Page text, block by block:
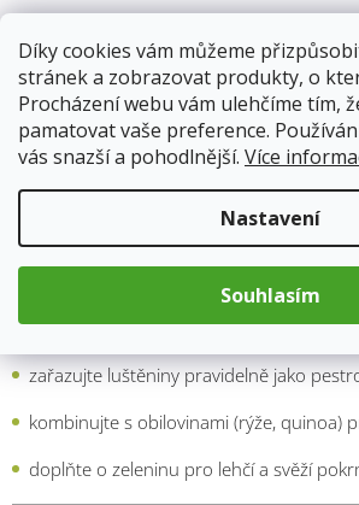
Díky cookies vám můžeme
stránek a zobrazovat produkty, o
Procházení webu vám ulehčíme tím,
pamatovat vaše preference.
vás snazší a pohodlnější. Více
Nastavení
Souhlasím
chillicon carne
fazolovépolévky
zeleninovésměsi
Tipyprozdravéstravování
zařazujte luštěniny pravidelně jako
kombinujte s obilovinami (rýže, quinoa)
doplňte o zeleninu pro lehčía svěží